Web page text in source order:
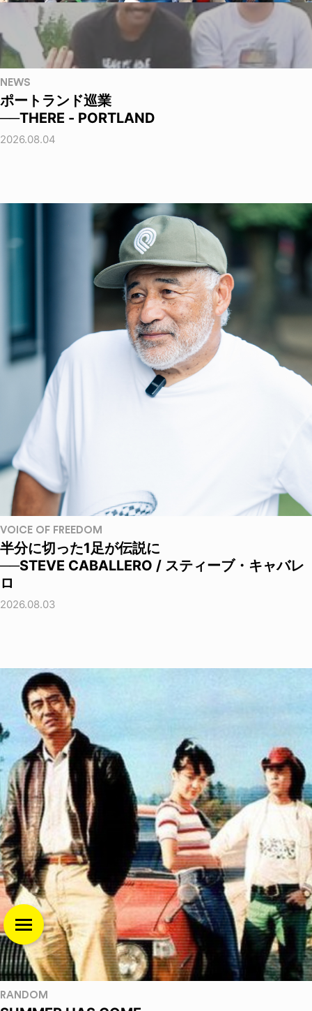
NEWS
ポートランド巡業
──THERE - PORTLAND
2026.08.04
VOICE OF FREEDOM
半分に切った1足が伝説に
──STEVE CABALLERO / スティーブ・キャバレ
ロ
2026.08.03
RANDOM